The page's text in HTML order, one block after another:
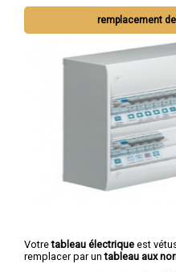
remplacement
Votretableau électrique est
remplacer par untableau aux